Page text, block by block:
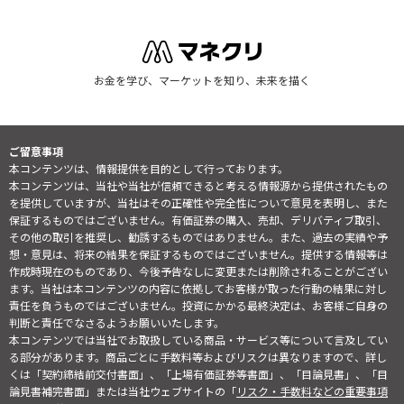
お金を学び、マーケットを知り、未来を描く
ご留意事項
本コンテンツは、情報提供を目的として行っております。
本コンテンツは、当社や当社が信頼できると考える情報源から提供されたもの
を提供していますが、当社はその正確性や完全性について意見を表明し、また
保証するものではございません。有価証券の購入、売却、デリバティブ取引、
その他の取引を推奨し、勧誘するものではありません。また、過去の実績や予
想・意見は、将来の結果を保証するものではございません。提供する情報等は
作成時現在のものであり、今後予告なしに変更または削除されることがござい
ます。当社は本コンテンツの内容に依拠してお客様が取った行動の結果に対し
責任を負うものではございません。投資にかかる最終決定は、お客様ご自身の
判断と責任でなさるようお願いいたします。
本コンテンツでは当社でお取扱している商品・サービス等について言及してい
る部分があります。商品ごとに手数料等およびリスクは異なりますので、詳し
くは「契約締結前交付書面」、「上場有価証券等書面」、「目論見書」、「目
論見書補完書面」または当社ウェブサイトの「リスク・手数料などの重要事項